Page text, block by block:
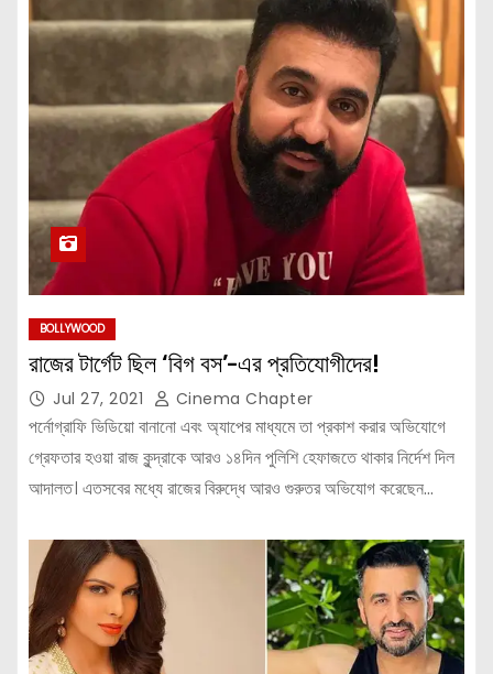
BOLLYWOOD
রাজের টার্গেট ছিল ‘বিগ বস’-এর প্রতিযোগীদের!
Jul 27, 2021 Cinema Chapter
পর্নোগ্রাফি ভিডিয়ো বানানো এবং অ্যাপের মাধ্যমে তা প্রকাশ করার অভিযোগে
গ্রেফতার হওয়া রাজ কুন্দ্রাকে আরও ১৪দিন পুলিশি হেফাজতে থাকার নির্দেশ দিল
আদালত। এতসবের মধ্যে রাজের বিরুদ্ধে আরও গুরুতর অভিযোগ করেছেন…